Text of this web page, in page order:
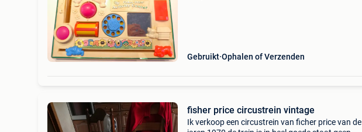
Gebruikt Ophalen of Verzenden
fisher price circustrein vintage
Ik verkoop een circustrein van ficher price van de